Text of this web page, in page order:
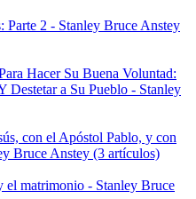
Parte 2 - Stanley Bruce Anstey
Hacer Su Buena Voluntad:
Destetar a Su Pueblo - Stanley
con el Apóstol Pablo, y con
Bruce Anstey (3 artículos)
el matrimonio - Stanley Bruce